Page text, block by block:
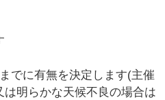
でに有無を決定します(主催
明らかな天候不良の場合は